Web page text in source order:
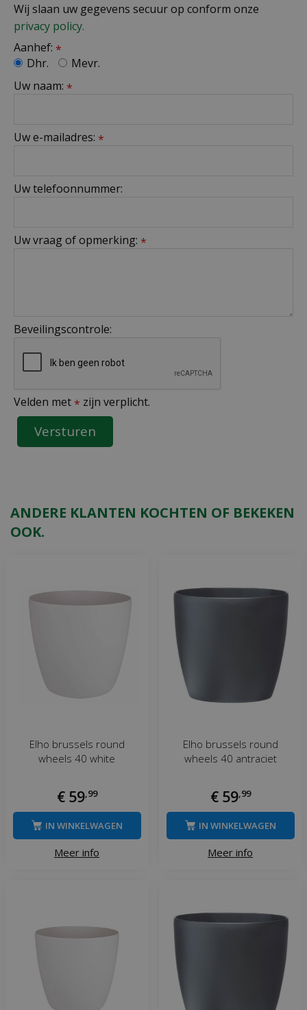
Wij slaan uw gegevens secuur op conform onze
privacy policy.
Aanhef: *
Dhr.
Mevr.
Uw naam: *
Uw e-mailadres: *
Uw telefoonnummer:
Uw vraag of opmerking: *
Beveilingscontrole:
Velden met * zijn verplicht.
ANDERE KLANTEN KOCHTEN OF BEKEKEN
OOK.
Elho brussels round
wheels 40 white
€ 59,99
Meer info
IN WINKELWAGEN
Elho brussels round
wheels 40 antraciet
€ 59,99
Meer info
IN WINKELWAGEN